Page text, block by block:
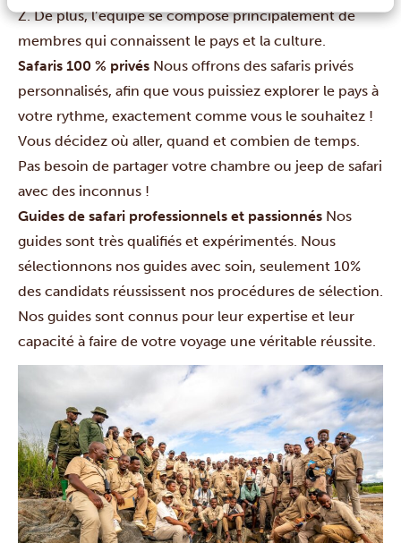
Z. De plus, l’équipe se compose principalement de
membres qui connaissent le pays et la culture.
Safaris 100 % privés Nous offrons des safaris privés
personnalisés, afin que vous puissiez explorer le pays à
votre rythme, exactement comme vous le souhaitez !
Vous décidez où aller, quand et combien de temps.
Pas besoin de partager votre chambre ou jeep de safari
avec des inconnus !
Guides de safari professionnels et passionnés Nos
guides sont très qualifiés et expérimentés. Nous
sélectionnons nos guides avec soin, seulement 10%
des candidats réussissent nos procédures de sélection.
Nos guides sont connus pour leur expertise et leur
capacité à faire de votre voyage une véritable réussite.